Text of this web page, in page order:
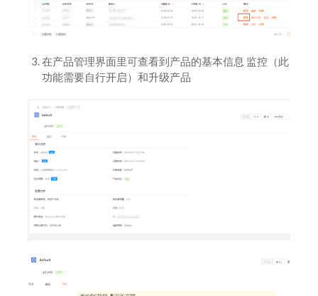
在产品管理界面里可查看到产品的基本信息 监控（此
功能需要自行开启）和升级产品